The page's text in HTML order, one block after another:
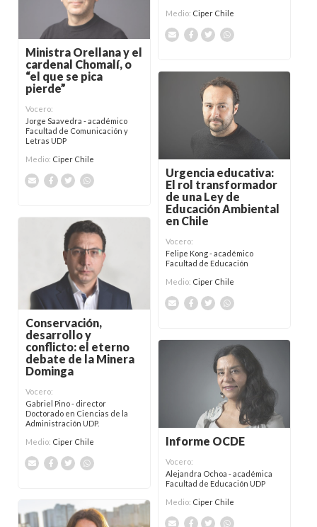
Medio: Ciper Chile
Ministra Orellana y el
cardenal Chomalí, o
“el que se pica
pierde”
Vocero:
Jorge Saavedra - académico
Facultad de Comunicación y
Letras UDP
Medio: Ciper Chile
Urgencia educativa:
El rol transformador
de una Ley de
Educación Ambiental
en Chile
Vocero:
Felipe Kong - académico
Facultad de Educación
Medio: Ciper Chile
Conservación,
desarrollo y
conflicto: el eterno
debate de la Minera
Dominga
Vocero:
Gabriel Pino - director
Doctorado en Ciencias de la
Administración UDP.
Medio: Ciper Chile Informe OCDE
Vocero:
Alejandra Ochoa - académica
Facultad de Educación UDP
Medio: Ciper Chile